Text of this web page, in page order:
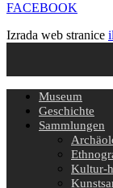
FACEBOOK
Izrada web stranice
Museum
Geschichte
Sammlungen
Kultur-